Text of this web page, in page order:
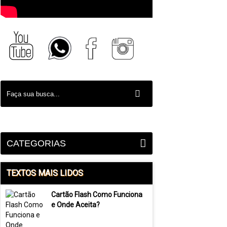
CATEGORIAS
TEXTOS MAIS LIDOS
Cartão Flash Como Funciona
e Onde Aceita?